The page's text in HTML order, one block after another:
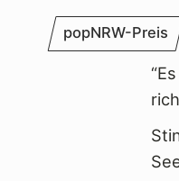
popNRW-Preis